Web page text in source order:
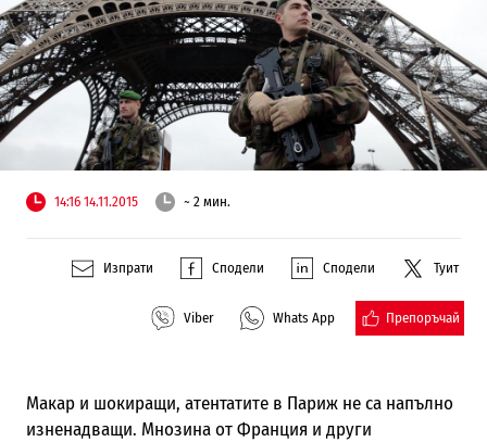
14:16 14.11.2015 ~ 2 мин.
Изпрати Сподели Сподели Туит
Viber Whats App Препоръчай
Макар и шокиращи, атентатите в Париж не са напълно
изненадващи. Мнозина от Франция и други